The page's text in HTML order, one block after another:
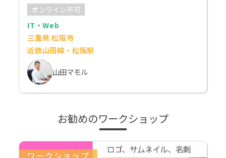
オンライン不可
IT・Web
三重県 松阪市
近鉄山田線・松阪駅
山田マモル
お勧めのワークショップ